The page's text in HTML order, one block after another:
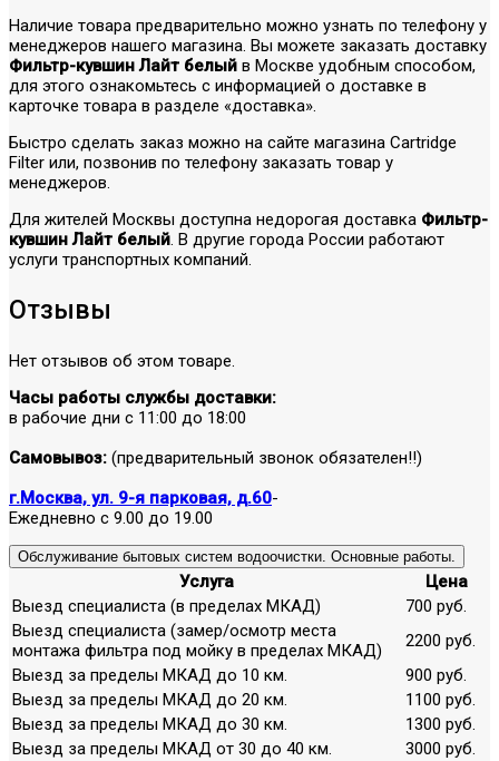
Наличие товара предварительно можно узнать по телефону у
менеджеров нашего магазина. Вы можете заказать доставку
Фильтр-кувшин Лайт белый в Москве удобным способом,
для этого ознакомьтесь с информацией о доставке в
карточке товара в разделе «доставка».
Быстро сделать заказ можно на сайте магазина Cartridge
Filter или, позвонив по телефону заказать товар у
менеджеров.
Для жителей Москвы доступна недорогая доставка Фильтр-
кувшин Лайт белый. В другие города России работают
услуги транспортных компаний.
Отзывы
Нет отзывов об этом товаре.
Часы работы службы доставки:
в рабочие дни с 11:00 до 18:00
Самовывоз: (предварительный звонок обязателен!!)
г.Москва, ул. 9-я парковая, д.60-
Ежедневно с 9.00 до 19.00
Обслуживание бытовых систем водоочистки. Основные работы.
Услуга
Цена
Выезд специалиста (в пределах МКАД)
700 руб.
Выезд специалиста (замер/осмотр места
монтажа фильтра под мойку в пределах МКАД)
2200 руб.
Выезд за пределы МКАД до 10 км.
900 руб.
Выезд за пределы МКАД до 20 км.
1100 руб.
Выезд за пределы МКАД до 30 км.
1300 руб.
Выезд за пределы МКАД от 30 до 40 км.
3000 руб.